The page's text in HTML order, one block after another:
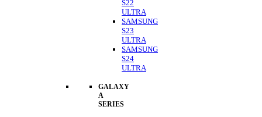
S22
ULTRA
SAMSUNG
S23
ULTRA
SAMSUNG
S24
ULTRA
GALAXY
A
SERIES